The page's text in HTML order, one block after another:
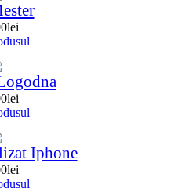
lei
lei
Iphone
lei